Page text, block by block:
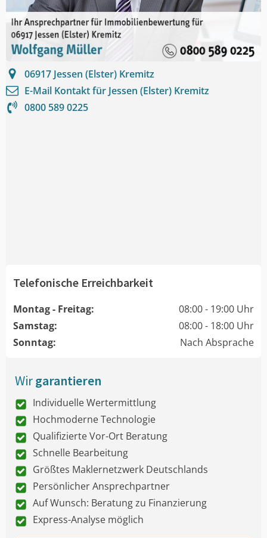
06917 Jessen (Elster) Kremitz
E-Mail Kontakt für Jessen (Elster) Kremitz
0800 589 0225
Telefonische Erreichbarkeit
Montag - Freitag:
08:00 - 19:00 Uhr
Samstag:
08:00 - 18:00 Uhr
Sonntag:
Nach Absprache
Wirgarantieren
Individuelle Wertermittlung
Hochmoderne Technologie
Qualifizierte Vor-Ort Beratung
Schnelle Bearbeitung
Größtes Maklernetzwerk Deutschlands
Persönlicher Ansprechpartner
Auf Wunsch: Beratung zu Finanzierung
Express-Analyse möglich